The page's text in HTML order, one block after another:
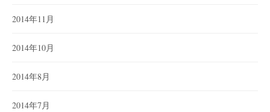
2014年11月
2014年10月
2014年8月
2014年7月